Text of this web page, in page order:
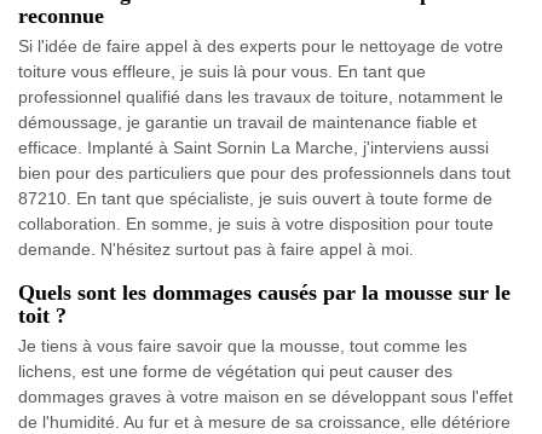
reconnue
Si l'idée de faire appel à des experts pour le nettoyage de votre
toiture vous effleure, je suis là pour vous. En tant que
professionnel qualifié dans les travaux de toiture, notamment le
démoussage, je garantie un travail de maintenance fiable et
efficace. Implanté à Saint Sornin La Marche, j'interviens aussi
bien pour des particuliers que pour des professionnels dans tout
87210. En tant que spécialiste, je suis ouvert à toute forme de
collaboration. En somme, je suis à votre disposition pour toute
demande. N'hésitez surtout pas à faire appel à moi.
Quels sont les dommages causés par la mousse sur le
toit ?
Je tiens à vous faire savoir que la mousse, tout comme les
lichens, est une forme de végétation qui peut causer des
dommages graves à votre maison en se développant sous l'effet
de l'humidité. Au fur et à mesure de sa croissance, elle détériore